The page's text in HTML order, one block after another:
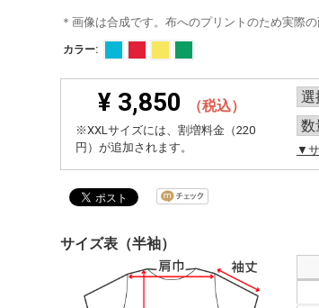
＊画像は合成です。布へのプリントのため実際の
カラー:
¥ 3,850 （税込）
※XXLサイズには、割増料金（220
円）が追加されます。
▼
サイズ表（半袖）